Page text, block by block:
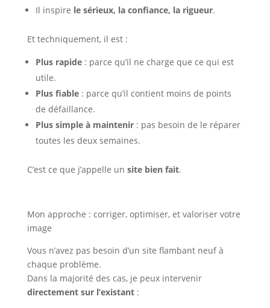
Il inspire le sérieux, la confiance, la rigueur.
Et techniquement, il est :
Plus rapide: parce qu’il ne charge que ce qui est
utile.
Plus fiable: parce qu’il contient moins de points
de défaillance.
Plus simple à maintenir: pas besoin de le réparer
toutes les deux semaines.
C’est ce que j’appelle un site bien fait.
Mon approche : corriger, optimiser, et valoriser votre
image
Vous n’avez pas besoin d’un site flambant neuf à
chaque problème.
Dans la majorité des cas, je peux intervenir
directement sur l’existant: